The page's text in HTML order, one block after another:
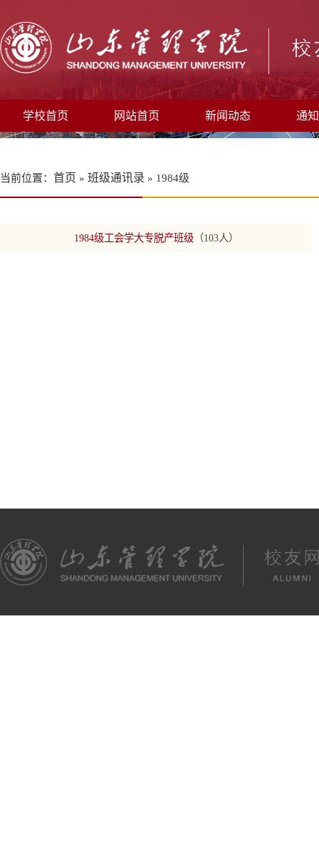
学校首页 网站首页 新闻动态 通
当前位置： 首页 » 班级通讯录 » 1984级
1984级工会学大专脱产班级（103人）